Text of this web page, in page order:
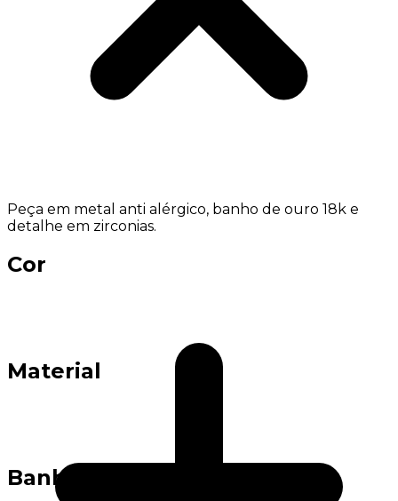
Peça em metal anti alérgico, banho de ouro 18k e
detalhe em zirconias.
Cor
Material
Banho